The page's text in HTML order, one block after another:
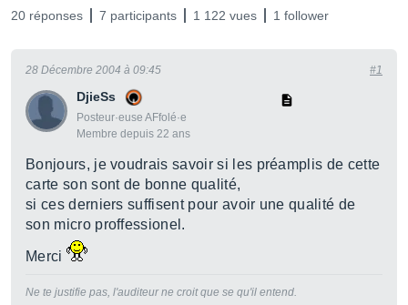
20 réponses 7 participants 1 122 vues 1 follower
DjieSs
Posteur·euse AFfolé·e
Membre depuis 22 ans
28 Décembre 2004 à 09:45 #1
Bonjours, je voudrais savoir si les préamplis de cette
carte son sont de bonne qualité,
si ces derniers suffisent pour avoir une qualité de
son micro proffessionel.
Merci
Ne te justifie pas, l'auditeur ne croit que se qu'il entend.